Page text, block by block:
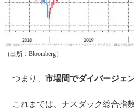
（出所：Bloomberg）
つまり、 市場間でダイバージェ
これまでは、ナスダック総合指